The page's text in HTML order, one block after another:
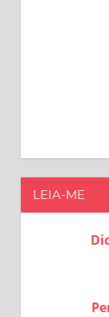
LEIA-ME